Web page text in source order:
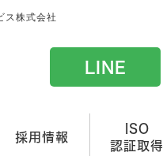
ス株式会社
LINE
採用情報
ISO
認証取得